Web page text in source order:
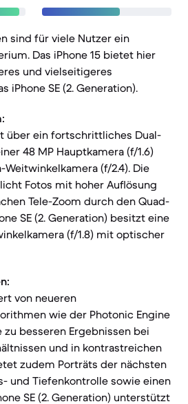
sind für viele Nutzer ein
Das iPhone 15 bietet hier
und vielseitigeres
iPhone SE (2. Generation).
über ein fortschrittliches Dual-
48 MP Hauptkamera (f/1.6)
Weitwinkelkamera (f/2.4). Die
Fotos mit hoher Auflösung
Tele-Zoom durch den Quad-
SE (2. Generation) besitzt eine
(f/1.8) mit optischer
von neueren
wie der Photonic Engine
zu besseren Ergebnissen bei
und in kontrastreichen
zudem Porträts der nächsten
und Tiefenkontrolle sowie einen
SE (2. Generation) unterstützt